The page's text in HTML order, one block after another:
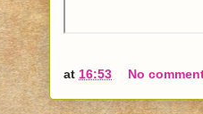
at 16:53 No